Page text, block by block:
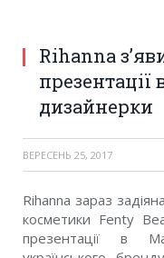
Rihanna
презентації
дизайнерки
ВЕРЕСЕНЬ 25, 2017
Rihanna зараз
косметики Fenty
презентації в